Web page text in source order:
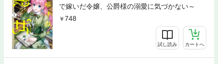
で嫁いだ令嬢、公爵様の溺愛に気づかない～
748
試し読み カートへ